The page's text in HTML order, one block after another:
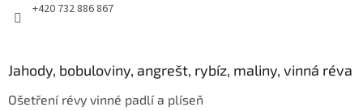
+420 732 886 867
Jahody, bobuloviny, angrešt, rybíz, maliny, vinná réva
Ošetření révy vinné padlí a plíseň